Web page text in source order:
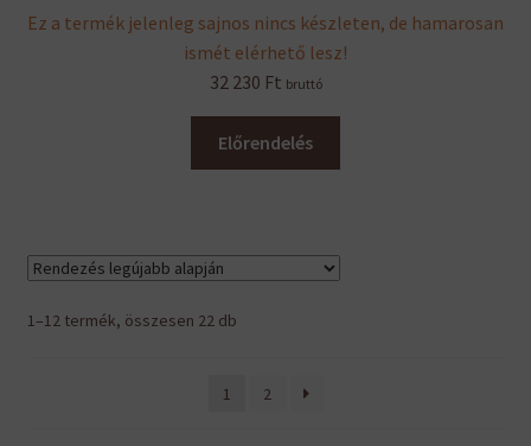
Ez a termék jelenleg sajnos nincs készleten, de hamarosan
ismét elérhető lesz!
32 230 Ft bruttó
Előrendelés
1–12 termék, összesen 22 dbSorted
1
2